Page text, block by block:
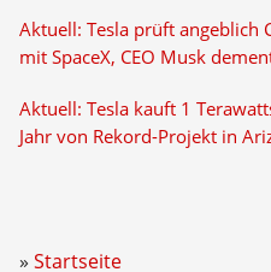
Aktuell: Tesla prüft angeblich
mit SpaceX, CEO Musk
Aktuell: Tesla kauft 1
Jahr von Rekord-Projekt in
Startseite